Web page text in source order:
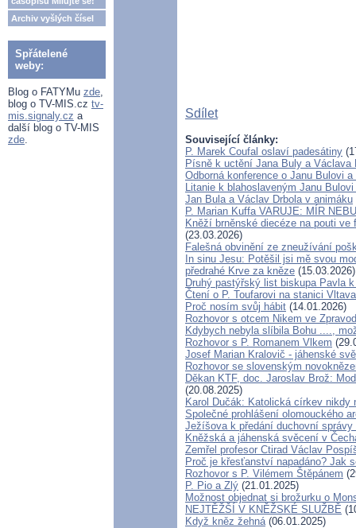
Archiv vyšlých čísel
Spřátelené
weby:
Blog o FATYMu zde,
blog o TV-MIS.cz tv-
mis.signaly.cz a
další blog o TV-MIS
zde.
Sdílet
Související články:
P. Marek Coufal oslaví padesátiny
Písně k uctění Jana Buly a Václava
Odborná konference o Janu Bulovi
Litanie k blahoslaveným Janu
Jan Bula a Václav Drbola v animáku
P. Marian Kuffa VARUJE: MÍR
Kněží brněnské diecéze na pouti
(23.03.2026)
Falešná obvinění ze zneužívání
In sinu Jesu: Potěšil jsi mě svou
předrahé Krve za kněze (15.03.2026)
Druhý pastýřský list biskupa Pavla
Čtení o P. Toufarovi na stanici Vltava
Proč nosím svůj hábit (14.01.2026)
Rozhovor s otcem Nikem ve
Kdybych nebyla slíbila Bohu ....,
Rozhovor s P. Romanem Vlkem
Josef Marian Kralovič - jáhenské
Rozhovor se slovenským
Děkan KTF, doc. Jaroslav Brož:
(20.08.2025)
Karol Dučák: Katolická církev
Společné prohlášení olomouckého
Ježíšova k předání duchovní
Kněžská a jáhenská svěcení v
Zemřel profesor Ctirad Václav
Proč je křesťanství napadáno? Jak
Rozhovor s P. Vilémem Štěpánem
P. Pio a Zlý (21.01.2025)
Možnost objednat si brožurku o
NEJTĚŽŠÍ V KNĚŽSKÉ SLUŽBĚ
Když kněz žehná(06.01.2025)